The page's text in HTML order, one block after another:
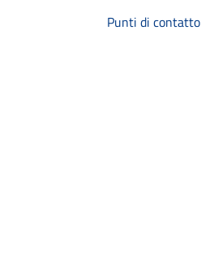
Punti di contatto